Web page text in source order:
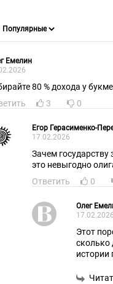
Емелин
80 % дохода у
3 0
Егор Герасименко-
17.02.2026
Зачем
это невыгодно
Ответить
0
Олег
17.02.2026
Этот
сколько
истории